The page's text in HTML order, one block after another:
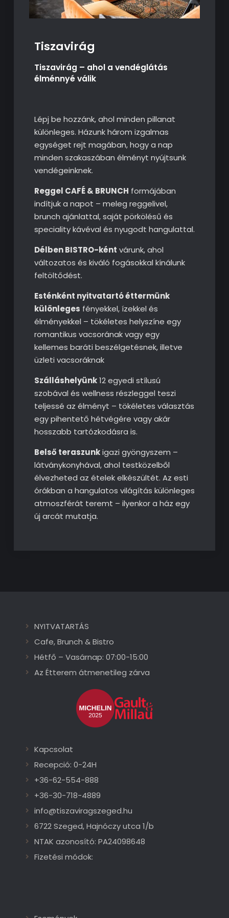
Tiszavirág
Tiszavirág – ahol a vendéglátás
élménnyé válik
Lépj be hozzánk, ahol minden pillanat
különleges. Házunk három izgalmas
egységet rejt magában, hogy a nap
minden szakaszában élményt nyújtsunk
vendégeinknek.
Reggel CAFÉ & BRUNCH formájában
indítjuk a napot – meleg reggelivel,
brunch ajánlattal, saját pörkölésű és
speciality kávéval és nyugodt hangulattal.
Délben BISTRO-ként várunk, ahol
változatos és kiváló fogásokkal kínálunk
feltöltődést.
Esténként nyitvatartó éttermünk
különleges fényekkel, ízekkel és
élményekkel – tökéletes helyszíne egy
romantikus vacsorának vagy egy
kellemes baráti beszélgetésnek, illetve
üzleti vacsoráknak
Szálláshelyünk12 egyedi stílusú
szobával és wellness részleggel teszi
teljessé az élményt – tökéletes választás
egy pihentető hétvégére vagy akár
hosszabb tartózkodásra is.
Belső teraszunkigazi gyöngyszem –
látványkonyhával, ahol testközelből
élvezheted az ételek elkészültét. Az esti
órákban a hangulatos világítás különleges
atmoszférát teremt – ilyenkor a ház egy
új arcát mutatja.
NYITVATARTÁS
Cafe, Brunch & Bistro
Hétfő – Vasárnap: 07:00-15:00
Az Étterem átmenetileg zárva
Kapcsolat
Recepció: 0-24H
+36-62-554-888
+36-30-718-4889
info@tiszaviragszeged.hu
6722 Szeged, Hajnóczy utca 1/b
NTAK azonosító: PA24098648
Fizetési módok: